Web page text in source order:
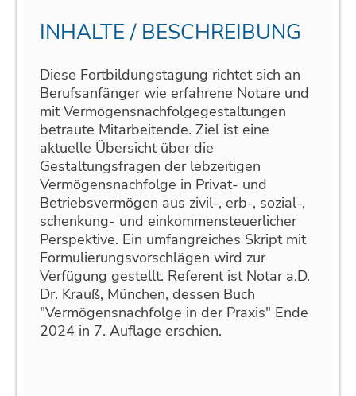
INHALTE / BESCHREIBUNG
Diese Fortbildungstagung richtet sich an
Berufsanfänger wie erfahrene Notare und
mit Vermögensnachfolgegestaltungen
betraute Mitarbeitende. Ziel ist eine
aktuelle Übersicht über die
Gestaltungsfragen der lebzeitigen
Vermögensnachfolge in Privat- und
Betriebsvermögen aus zivil-, erb-, sozial-,
schenkung- und einkommensteuerlicher
Perspektive. Ein umfangreiches Skript mit
Formulierungsvorschlägen wird zur
Verfügung gestellt. Referent ist Notar a.D.
Dr. Krauß, München, dessen Buch
"Vermögensnachfolge in der Praxis" Ende
2024 in 7. Auflage erschien.